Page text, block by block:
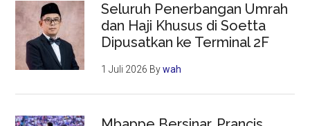
Seluruh Penerbangan Umrah
dan Haji Khusus di Soetta
Dipusatkan ke Terminal 2F
1 Juli 2026 Bywah